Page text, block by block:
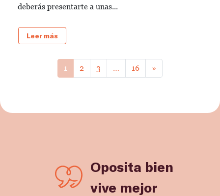
deberás presentarte a unas...
Leer más
1 2 3 … 16 »
Oposita bien
vive mejor